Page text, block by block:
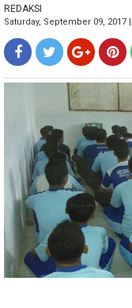
REDAKSI
Saturday, September 09, 2017